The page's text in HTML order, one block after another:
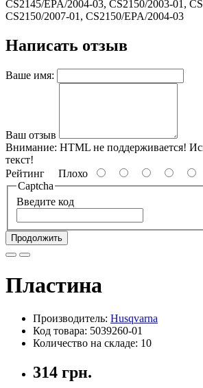
CS2145/EPA/2004-03, CS2150/2003-01,
CS2150/2007-01, CS2150/EPA/2004-03
Написать отзыв
Ваше имя:
Ваш отзыв
Внимание: HTML не поддерживается!
текст!
Рейтинг Плохо
Captcha
Введите код
Продолжить
Пластина
Производитель: Husqvarna
Код товара: 5039260-01
Количество на складе: 10
314 грн.